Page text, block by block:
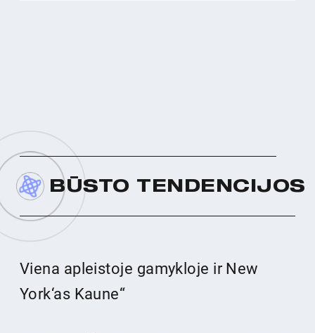
BŪSTO TENDENCIJOS
Viena apleistoje gamykloje ir New
York‘as Kaune“